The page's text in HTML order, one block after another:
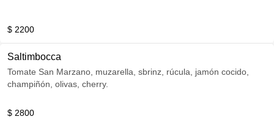
$ 2200
Saltimbocca
Tomate San Marzano, muzarella, sbrinz, rúcula, jamón cocido,
champiñón, olivas, cherry.
$ 2800